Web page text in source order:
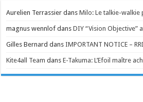
Aurelien Terrassier dansMilo: Le talkie-walkie
magnus wennlof dansDIY “Vision Objective”
Gilles Bernard dansIMPORTANT NOTICE –
Kite4all Team dansE-Takuma: L’Efoil maître